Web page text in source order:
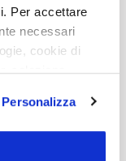
Per accettare
necessari
cookie di
seleziona
l’opzione
Personalizza